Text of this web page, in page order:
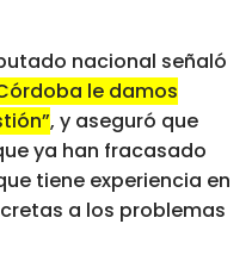
nacional señaló
le damos
, y aseguró que
ya han fracasado
tiene experiencia en
a los problemas